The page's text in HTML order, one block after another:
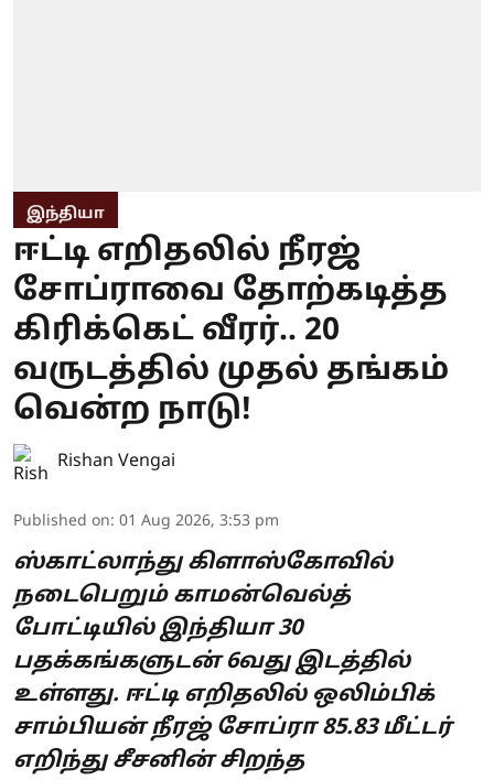
இந்தியா
ஈட்டி எறிதலில் நீரஜ்
சோப்ராவை தோற்கடித்த
கிரிக்கெட் வீரர்.. 20
வருடத்தில் முதல் தங்கம்
வென்ற நாடு!
Rishan Vengai
Published on: 01 Aug 2026, 3:53 pm
ஸ்காட்லாந்து கிளாஸ்கோவில்
நடைபெறும் காமன்வெல்த்
போட்டியில் இந்தியா 30
பதக்கங்களுடன் 6வது இடத்தில்
உள்ளது. ஈட்டி எறிதலில் ஒலிம்பிக்
சாம்பியன் நீரஜ் சோப்ரா 85.83 மீட்டர்
எறிந்து சீசனின் சிறந்த